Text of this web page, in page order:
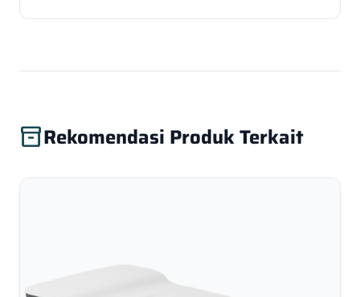
inventory_2Rekomendasi Produk Terkait